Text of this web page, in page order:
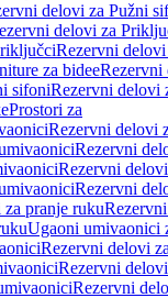
delovi za Pužni
delovi za
Rezervni
za bideeRezervni
sifoniRezervni delovi
Prostori za
Rezervni delovi
Rezervni
Rezervni
Rezervni
pranje ruku
Ugaoni umivaonici
Rezervni delovi
Rezervni
Rezervni